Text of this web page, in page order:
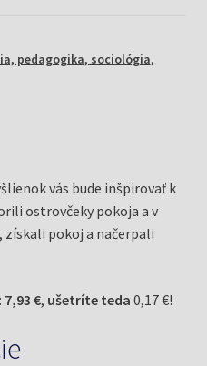
pedagogika, sociológia,
vás bude inšpirovať k
ostrovčeky pokoja a v
získali pokoj a načerpali
7,93 €, ušetríte teda 0,17 €!